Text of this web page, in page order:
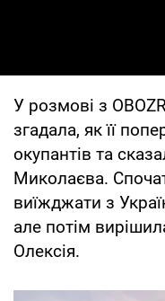
У розмові з
згадала, як її
окупантів та
Миколаєва.
виїжджати з
але потім
Олексія.